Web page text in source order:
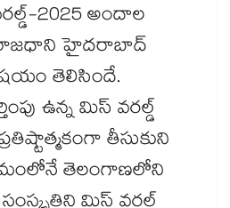
2025 అందాల
హైదరాబాద్
తెలిసిందే.
ఉన్న మిస్ వరల్డ్
తీసుకుని
తెలంగాణలోని